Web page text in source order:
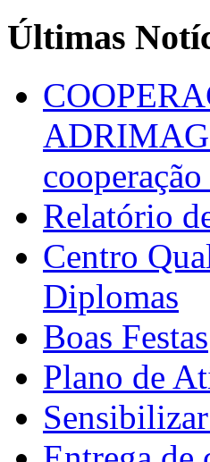
Últimas
ADRIMAG
Relatório
Centro
Diplomas
Boas Festas
Plano de